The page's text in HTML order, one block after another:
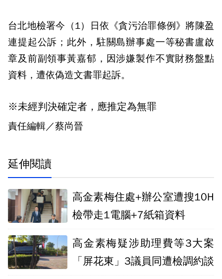
台北地檢署今（1）日依《貪污治罪條例》將陳盈
連提起公訴；此外，駐關島辦事處一等秘書盧啟
章及前副領事黃嘉郁，因涉嫌製作不實財務盤點
資料，遭依偽造文書罪起訴。
※未經判決確定者，應推定為無罪
責任編輯／蔡尚晉
延伸閱讀
高金素梅住處+辦公室遭搜10H
檢帶走1電腦+7紙箱資料
高金素梅疑涉助理費等3大案
「屏花東」3議員同遭檢調約談